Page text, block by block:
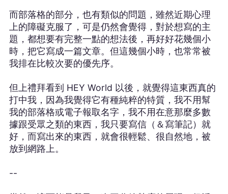
而部落格的部分，也有類似的問題，雖然近期心理
上的障礙克服了，可是仍然會覺得，對於想寫的主
題，都想要有完整一點的想法後，再好好花幾個小
時，把它寫成一篇文章。但這幾個小時，也常常被
我排在比較次要的優先序。
但上禮拜看到 HEY World 以後，就覺得這東西真的
打中我，因為我覺得它有種純粹的特質，我不用幫
我的部落格或電子報取名字，我不用在意那麼多數
據跟受眾之類的東西，我只要寫信（＆寫筆記）就
好，而寫出來的東西，就會很輕鬆、很自然地，被
放到網路上。
--